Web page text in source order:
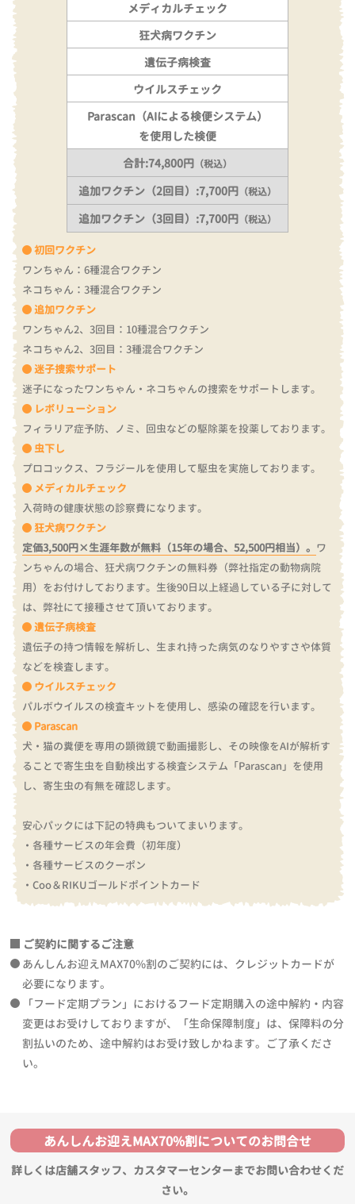
初回ワクチン
ワンちゃん：6種混合ワクチン
ネコちゃん：3種混合ワクチン
追加ワクチン
ワンちゃん2、3回目：10種混合ワクチン
ネコちゃん2、3回目：3種混合ワクチン
迷子捜索サポート
迷子になったワンちゃん・ネコちゃんの捜索をサポートします。
レボリューション
フィラリア症予防、ノミ、回虫などの駆除薬を投薬しております。
虫下し
プロコックス、フラジールを使用して駆虫を実施しております。
メディカルチェック
入荷時の健康状態の診察費になります。
狂犬病ワクチン
定価3,500円×生涯年数が無料（15年の場合、52,500円相当）。 ワ
ンちゃんの場合、狂犬病ワクチンの無料券（弊社指定の動物病院
用）をお付けしております。 生後90日以上経過している子に対して
は、弊社にて接種させて頂いております。
遺伝子病検査
遺伝子の持つ情報を解析し、生まれ持った病気のなりやすさや体質
などを検査します。
ウイルスチェック
パルボウイルスの検査キットを使用し、感染の確認を行います。
Parascan
犬・猫の糞便を専用の顕微鏡で動画撮影し、その映像をAIが解析す
ることで寄生虫を自動検出する検査システム「Parascan」を使用
し、寄生虫の有無を確認します。
安心パックには下記の特典もついてまいります。
・各種サービスの年会費（初年度）
・各種サービスのクーポン
・Coo＆RIKUゴールドポイントカード
メディカルチェック
狂犬病ワクチン
遺伝子病検査
ウイルスチェック
Parascan（AIによる検便システム）
を使用した検便
合計:74,800円 （税込）
追加ワクチン（2回目）:7,700円 （税込）
追加ワクチン（3回目）:7,700円 （税込）
ご契約に関するご注意
あんしんお迎えMAX70%割のご契約には、クレジットカードが
必要になります。
「フード定期プラン」におけるフード定期購入の途中解約・内容
変更はお受けしておりますが、「生命保障制度」は、保障料の分
割払いのため、途中解約はお受け致しかねます。ご了承くださ
い。
あんしんお迎えMAX70%割についてのお問合せ
詳しくは店舗スタッフ、カスタマーセンターまでお問い合わせくだ
さい。